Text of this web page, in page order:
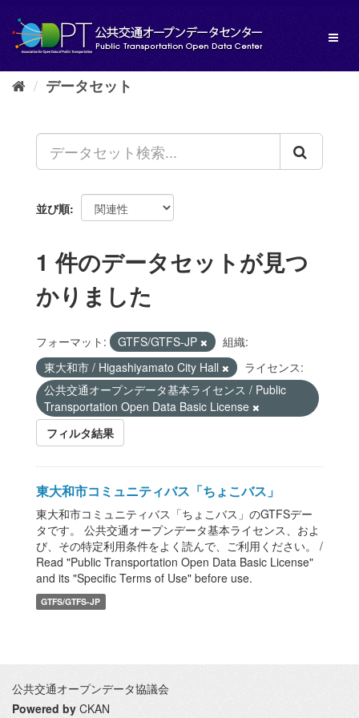
し
データセット
並び順
1 件のデータセットが見つ
かりました
フォーマット: GTFS/GTFS-JP
組織:
東大和市 / Higashiyamato City Hall
ライセンス:
公共交通オープンデータ基本ライセンス / Public
Transportation Open Data Basic License
フィルタ結果
東大和市コミュニティバス「ちょこバス」
東大和市コミュニティバス「ちょこバス」のGTFSデー
タです。 公共交通オープンデータ基本ライセンス、およ
び、その特定利用条件をよく読んで、ご利用ください。 /
Read "Public Transportation Open Data Basic License"
and its "Specific Terms of Use" before use.
GTFS/GTFS-JP
公共交通オープンデータ協議会
Powered by CKAN